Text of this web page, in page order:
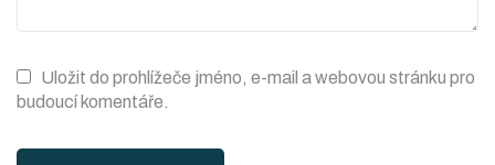
Uložit do prohlížeče jméno, e-mail a webovou stránku pro
budoucí komentáře.